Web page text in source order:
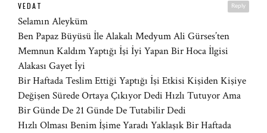
Reply
VEDAT
Selamın Aleyküm
Ben Papaz Büyüsü İle Alakalı Medyum Ali Gürses’ten
Memnun Kaldım Yaptığı İşi İyi Yapan Bir Hoca İlgisi
Alakası Gayet İyi
Bir Haftada Teslim Ettiği Yaptığı İşi Etkisi Kişiden Kişiye
Değişen Sürede Ortaya Çıkıyor Dedi Hızlı Tutuyor Ama
Bir Günde De 21 Günde De Tutabilir Dedi
Hızlı Olması Benim İşime Yaradı Yaklaşık Bir Haftada